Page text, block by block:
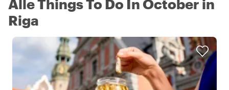
Alle Things To Do In October in
Riga